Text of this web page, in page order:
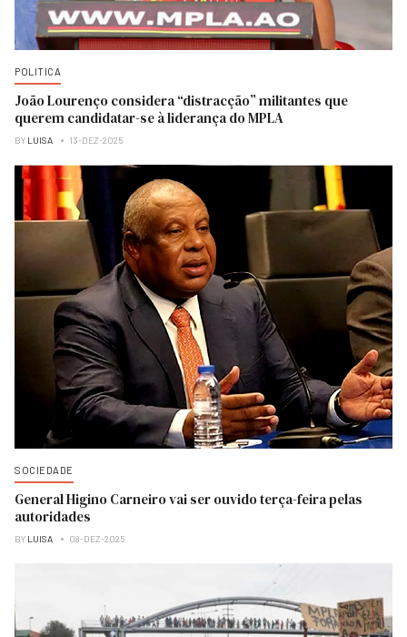
POLITICA
João Lourenço considera “distracção” militantes que
querem candidatar-se à liderança do MPLA
BY LUISA 13-DEZ-2025
SOCIEDADE
General Higino Carneiro vai ser ouvido terça-feira pelas
autoridades
BY LUISA 08-DEZ-2025